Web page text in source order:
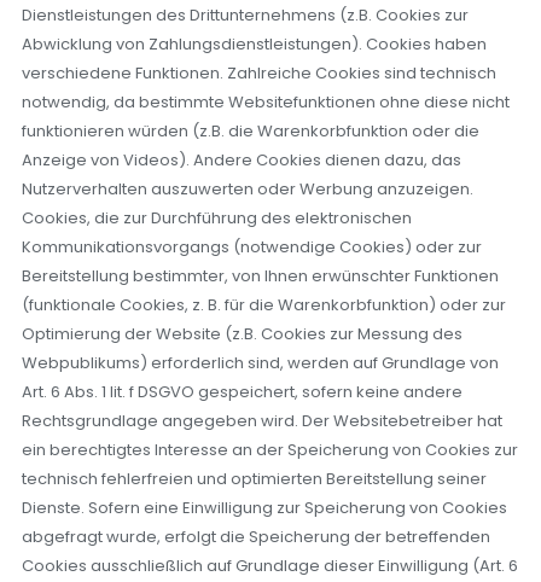
Dienstleistungen des Drittunternehmens (z.B. Cookies zur
Abwicklung von Zahlungsdienstleistungen). Cookies haben
verschiedene Funktionen. Zahlreiche Cookies sind technisch
notwendig, da bestimmte Websitefunktionen ohne diese nicht
funktionieren würden (z.B. die Warenkorbfunktion oder die
Anzeige von Videos). Andere Cookies dienen dazu, das
Nutzerverhalten auszuwerten oder Werbung anzuzeigen.
Cookies, die zur Durchführung des elektronischen
Kommunikationsvorgangs (notwendige Cookies) oder zur
Bereitstellung bestimmter, von Ihnen erwünschter Funktionen
(funktionale Cookies, z. B. für die Warenkorbfunktion) oder zur
Optimierung der Website (z.B. Cookies zur Messung des
Webpublikums) erforderlich sind, werden auf Grundlage von
Art. 6 Abs. 1 lit. f DSGVO gespeichert, sofern keine andere
Rechtsgrundlage angegeben wird. Der Websitebetreiber hat
ein berechtigtes Interesse an der Speicherung von Cookies zur
technisch fehlerfreien und optimierten Bereitstellung seiner
Dienste. Sofern eine Einwilligung zur Speicherung von Cookies
abgefragt wurde, erfolgt die Speicherung der betreffenden
Cookies ausschließlich auf Grundlage dieser Einwilligung (Art. 6